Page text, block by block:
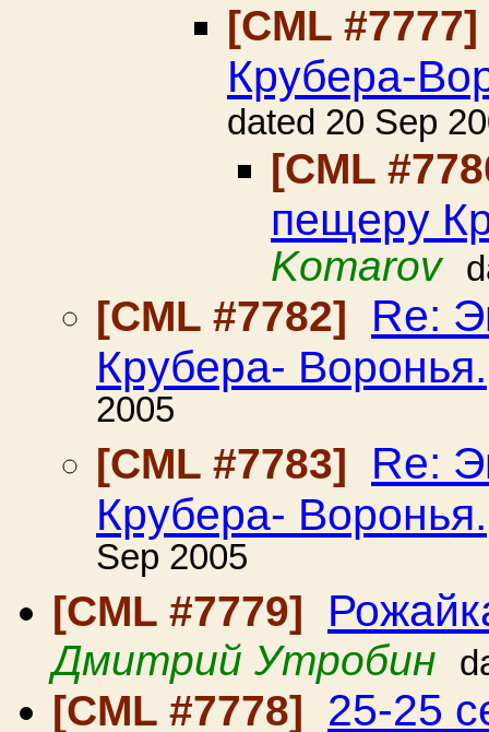
[CML #7777]
Крубера-
dated 20 Sep
[CML
пещеру
Komarov
[CML #7782] Re:
Крубера- Воронья.
2005
[CML #7783]
Re:
Крубера- Воронья.
Sep 2005
[CML #7779]
Дмитрий Утробин
[CML #7778] 25-25